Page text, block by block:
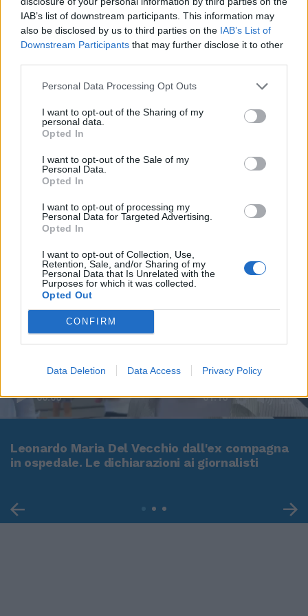
IAB’s list of downstream participants. This information may
also be disclosed by us to third parties on the IAB’s List of
Downstream Participants that may further disclose it to other
Personal Data Processing Opt Outs
I want to opt-out of the Sharing of my
personal data.
Opted In
I want to opt-out of the Sale of my
Personal Data.
Opted In
I want to opt-out of processing my
Personal Data for Targeted Advertising.
Opted In
I want to opt-out of Collection, Use,
Retention, Sale, and/or Sharing of my
Personal Data that Is Unrelated with the
Purposes for which it was collected.
Opted Out
CONFIRM
Data Deletion Data Access Privacy Policy
00:00 01:16
Leonardo Maria Del Vecchio dall'ex compagna
in ospedale. Le dichiarazioni ai giornalisti